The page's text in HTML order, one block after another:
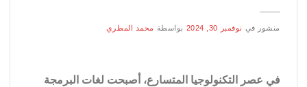
منشور في نوفمبر 30, 2024 بواسطة محمد المطري
في عصر التكنولوجيا المتسارع، أصبحت لغات البرمجة